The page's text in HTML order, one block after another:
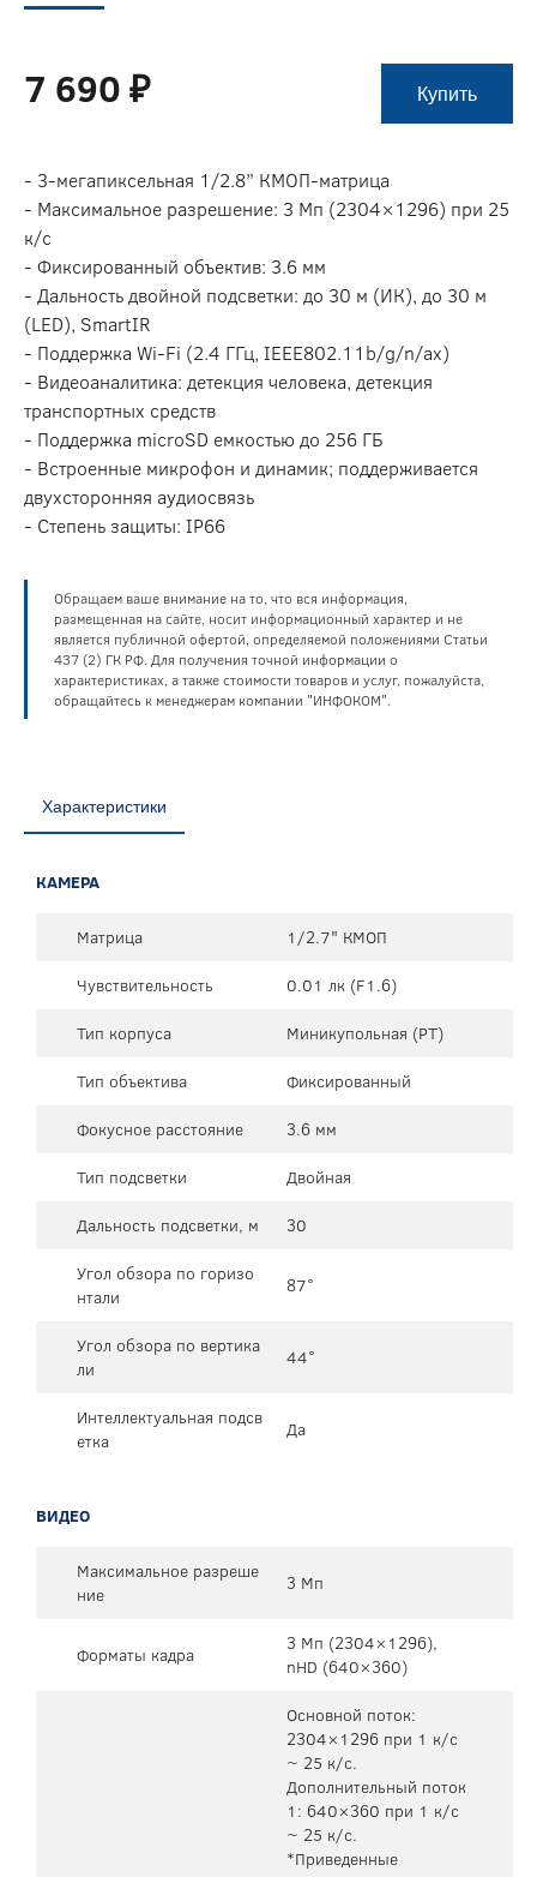
7 690 ₽ Купить
- 3-мегапиксельная 1/2.8” КМОП-матрица
- Максимальное разрешение: 3 Мп (2304×1296) при 25
к/с
- Фиксированный объектив: 3.6 мм
- Дальность двойной подсветки: до 30 м (ИК), до 30 м
(LED), SmartIR
- Поддержка Wi-Fi (2.4 ГГц, IEEE802.11b/g/n/ax)
- Видеоаналитика: детекция человека, детекция
транспортных средств
- Поддержка microSD емкостью до 256 ГБ
- Встроенные микрофон и динамик; поддерживается
двухсторонняя аудиосвязь
- Степень защиты: IP66
Обращаем ваше внимание на то, что вся информация,
размещенная на сайте, носит информационный характер и не
является публичной офертой, определяемой положениями Статьи
437 (2) ГК РФ. Для получения точной информации о
характеристиках, а также стоимости товаров и услуг, пожалуйста,
обращайтесь к менеджерам компании "ИНФОКОМ".
Характеристики
КАМЕРА
Матрица
1/2.7" КМОП
Чувствительность
0.01 лк (F1.6)
Тип корпуса
Миникупольная (PT)
Тип объектива
Фиксированный
Фокусное расстояние
3.6 мм
Тип подсветки
Двойная
Дальность подсветки, м
30
Угол обзора по горизо
нтали
87°
Угол обзора по вертика
ли
44°
Интеллектуальная подсв
етка
Да
ВИДЕО
Максимальное разреше
ние
3 Мп
Форматы кадра
3 Mп (2304×1296),
nHD (640×360)
Основной поток:
2304×1296 при 1 к/с
~ 25 к/с.
Дополнительный поток
1: 640×360 при 1 к/с
~ 25 к/с.
*Приведенные